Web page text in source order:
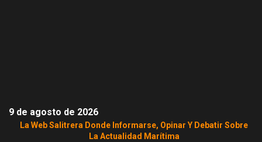
9 de agosto de 2026
La Web Salitrera Donde Informarse, Opinar Y Debatir Sobre
La Actualidad Marítima